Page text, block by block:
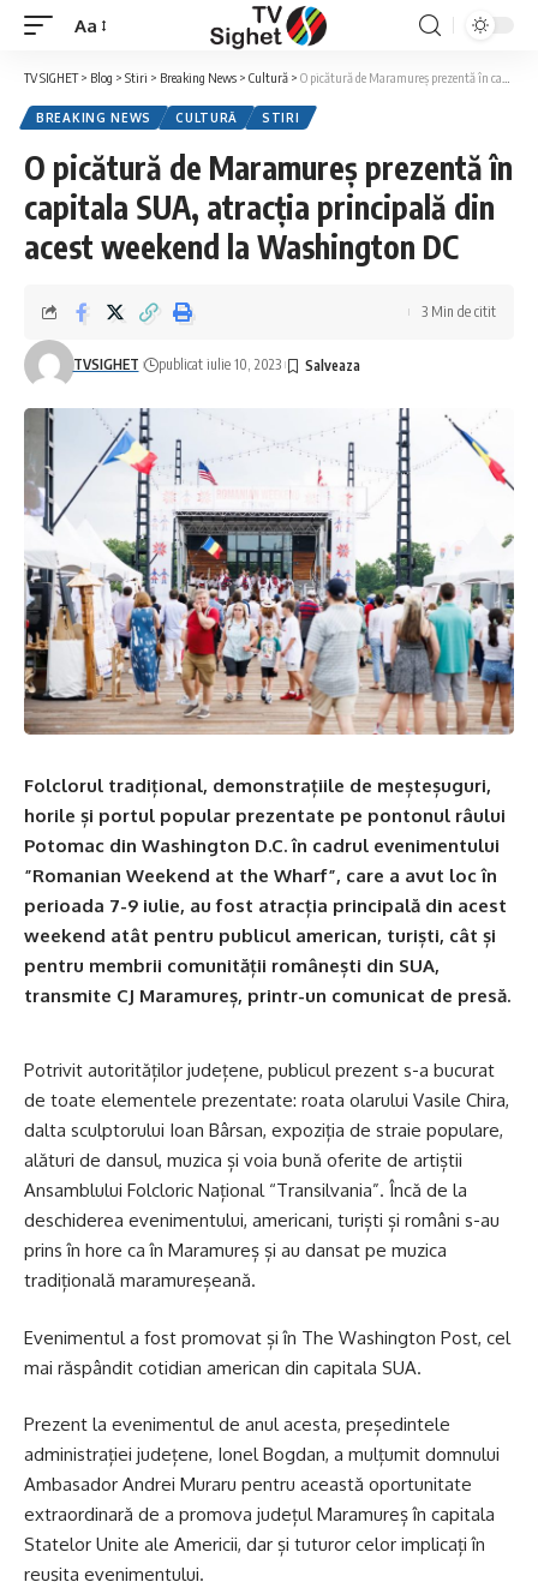
Font
Resizer
Aa
TV SIGHET> Blog > Stiri > Breaking News > Cultură > O picătură de Maramureș prezentă în capitala SUA, atracția principală din acest weekend la Washington DC
BREAKING NEWS CULTURĂ STIRI
O picătură de Maramureș prezentă în
capitala SUA, atracția principală din
acest weekend la Washington DC
TVSIGHET publicat iulie 10, 2023
3 Min de citit
Folclorul tradițional, demonstrațiile de meșteșuguri,
horile și portul popular prezentate pe pontonul râului
Potomac din Washington D.C. în cadrul evenimentului
”Romanian Weekend at the Wharf”, care a avut loc în
perioada 7-9 iulie, au fost atracția principală din acest
weekend atât pentru publicul american, turiști, cât și
pentru membrii comunității românești din SUA,
transmite CJ Maramureș, printr-un comunicat de presă.
Potrivit autorităților județene, publicul prezent s-a bucurat
de toate elementele prezentate: roata olarului Vasile Chira,
dalta sculptorului Ioan Bârsan, expoziția de straie populare,
alături de dansul, muzica și voia bună oferite de artiștii
Ansamblului Folcloric Național “Transilvania”. Încă de la
deschiderea evenimentului, americani, turiști și români s-au
prins în hore ca în Maramureș și au dansat pe muzica
tradițională maramureșeană.
Evenimentul a fost promovat și în The Washington Post, cel
mai răspândit cotidian american din capitala SUA.
Prezent la evenimentul de anul acesta, președintele
administrației județene, Ionel Bogdan, a mulțumit domnului
Ambasador Andrei Muraru pentru această oportunitate
extraordinară de a promova județul Maramureș în capitala
Statelor Unite ale Americii, dar și tuturor celor implicați în
reușita evenimentului.